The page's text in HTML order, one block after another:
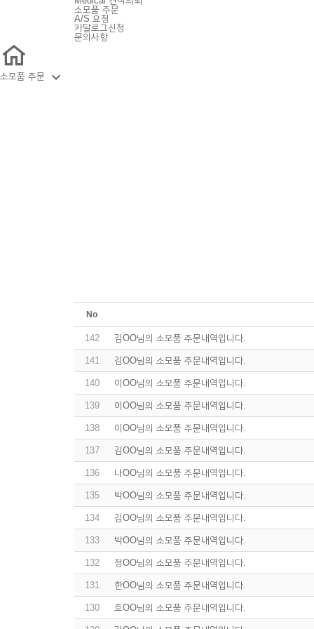
소모품 주문
A/S 요청
카달로그신청
문의사항
소모품 주문 
No
142 김OO님의 소모품 주문내역입니다.
141 김OO님의 소모품 주문내역입니다.
140 이OO님의 소모품 주문내역입니다.
139 이OO님의 소모품 주문내역입니다.
138 이OO님의 소모품 주문내역입니다.
137 김OO님의 소모품 주문내역입니다.
136 나OO님의 소모품 주문내역입니다.
135 박OO님의 소모품 주문내역입니다.
134 김OO님의 소모품 주문내역입니다.
133 박OO님의 소모품 주문내역입니다.
132 정OO님의 소모품 주문내역입니다.
131 한OO님의 소모품 주문내역입니다.
130 호OO님의 소모품 주문내역입니다.